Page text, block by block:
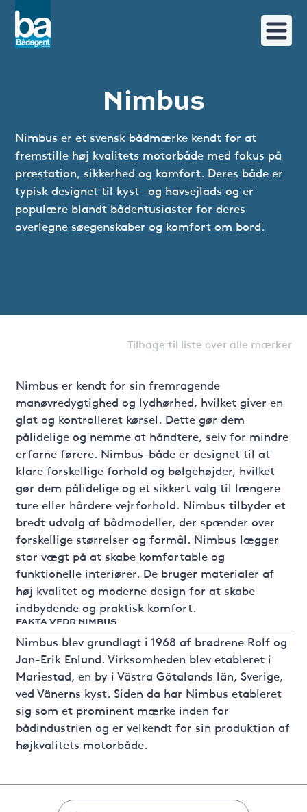
Nimbus
Nimbus er et svensk bådmærke kendt for at
fremstille høj kvalitets motorbåde med fokus på
præstation, sikkerhed og komfort. Deres både er
typisk designet til kyst- og havsejlads og er
populære blandt bådentusiaster for deres
overlegne søegenskaber og komfort om bord.
Tilbage til liste over alle mærker
Nimbus er kendt for sin fremragende
manøvredygtighed og lydhørhed, hvilket giver en
glat og kontrolleret kørsel. Dette gør dem
pålidelige og nemme at håndtere, selv for mindre
erfarne førere. Nimbus-både er designet til at
klare forskellige forhold og bølgehøjder, hvilket
gør dem pålidelige og et sikkert valg til længere
ture eller hårdere vejrforhold. Nimbus tilbyder et
bredt udvalg af bådmodeller, der spænder over
forskellige størrelser og formål. Nimbus lægger
stor vægt på at skabe komfortable og
funktionelle interiører. De bruger materialer af
høj kvalitet og moderne design for at skabe
indbydende og praktisk komfort.
FAKTA VEDR NIMBUS
Nimbus blev grundlagt i 1968 af brødrene Rolf og
Jan-Erik Enlund. Virksomheden blev etableret i
Mariestad, en by i Västra Götalands län, Sverige,
ved Vänerns kyst. Siden da har Nimbus etableret
sig som et prominent mærke inden for
bådindustrien og er velkendt for sin produktion af
højkvalitets motorbåde.